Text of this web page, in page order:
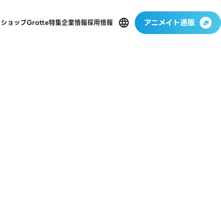
ョップGratte特集企業情報採用情報 アニメイト通販